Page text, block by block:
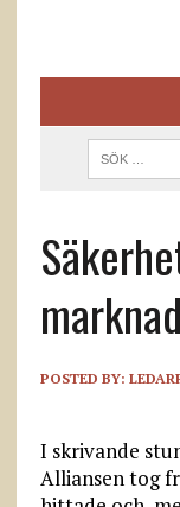
POSTED BY:
I skrivande
Alliansen tog